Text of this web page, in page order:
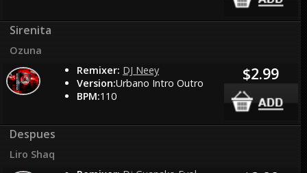
Sirenita
Ozuna
Remixer: DJ Neey
Version:Urbano Intro Outro
BPM:110
$2.99
Despues
Liro Shaq